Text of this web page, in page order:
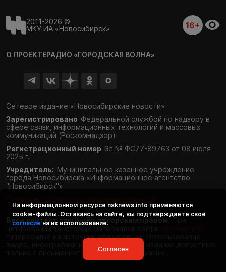
2011-2026 ©
МКУ ИА «Новосибирск»
16+
О ПРОЕКТЕРАДИО «ГОРОДСКАЯ ВОЛНА»
Сетевое издание «Новосибирские новости»
Зарегистрировано Федеральной службой по надзору в
сфере связи, информационных технологий и массовых
коммуникаций (Роскомнадзор)
Регистрационный номер Эл № ФС77-89763 от 08 июля
2025 г.
Учредитель: Муниципальное казённое учреждение
города Новосибирска «Информационное агентство
"Новосибирск"»
Весь контент защищён авторским правом. При
цитировании текстовых материалов сайта
гиперссылка на источник обязательна. Использование
видео, инфографики и фотоматериалов издания допустимо
только с письменного разрешения редакции.
На информационном ресурсе nsknews.info применяются
cookie-файлы. Оставаясь на сайте, вы подтверждаете своё
согласие на их использование.
Согласен